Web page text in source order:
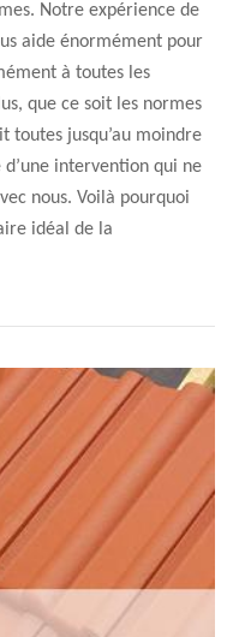
Notre expérience de
aide énormément pour
à toutes les
que ce soit les normes
toutes jusqu’au moindre
d’une intervention qui ne
nous. Voilà pourquoi
idéal de la